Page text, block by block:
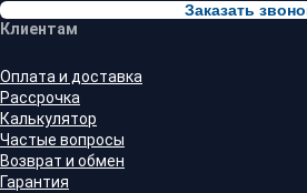
Заказать
Клиентам
Оплата и доставка
Рассрочка
Калькулятор
Частые вопросы
Возврат и обмен
Гарантия